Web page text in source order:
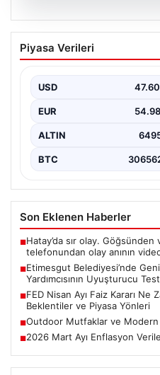
Etimesgut
Kapsamlı
Çıktı
Ankara'nın Etimesgut
yönelik yürütülen kapsamlı
Piyasa Verileri
USD 47.60
EUR 54.98
ALTIN
BTC
Son Eklenen Haberler
■Hatay’da sır olay.
telefonundan olay anının
■Etimesgut Belediyesi’nde
Yardımcısının Uyuşturucu
■FED Nisan Ayı Faiz Kararı Ne
Beklentiler ve Piyasa Yönleri
■Outdoor Mutfaklar ve Modern
■2026 Mart Ayı Enflasyon